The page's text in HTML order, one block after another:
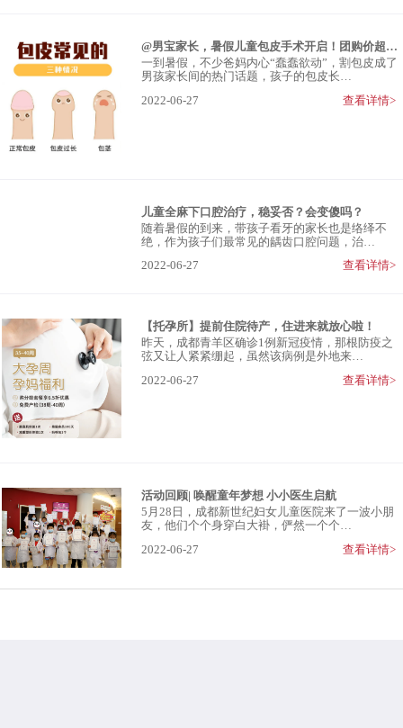
@男宝家长，暑假儿童包皮手术开启！团购价超划算
一到暑假，不少爸妈内心“蠢蠢欲动”，割包皮成了
男孩家长间的热门话题，孩子的包皮长…
2022-06-27
查看详情>
儿童全麻下口腔治疗，稳妥否？会变傻吗？
随着暑假的到来，带孩子看牙的家长也是络绎不
绝，作为孩子们最常见的龋齿口腔问题，治…
2022-06-27
查看详情>
【托孕所】提前住院待产，住进来就放心啦！
昨天，成都青羊区确诊1例新冠疫情，那根防疫之
弦又让人紧紧绷起，虽然该病例是外地来…
2022-06-27
查看详情>
活动回顾| 唤醒童年梦想 小小医生启航
5月28日，成都新世纪妇女儿童医院来了一波小朋
友，他们个个身穿白大褂，俨然一个个…
2022-06-27
查看详情>